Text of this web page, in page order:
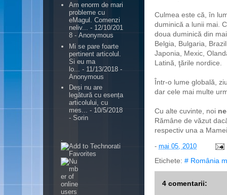
Culmea este că, în
duminică a lunii mai.
doua duminică din
Belgia, Bulgaria,
Japonia, Mexic,
Latină, ţările nordice.
Într-o lume globală,
dar cele mai multe
Cu alte cuvinte, noi
Rămâne de văzut
respectiv una a
- mai 05, 2010
Etichete: # România
4 comentarii:
Am enorm de mari
probleme cu
eMagul. Comenzi
neliv... - 12/10/201
8 - Anonymous
Mi se pare foarte
pertinent articolul.
Si eu ma
lo...
- 11/13/2018 -
Anonymous
Deși nu are
legătură cu esența
articolului, cu
mes... - 10/5/2018
- Sorin